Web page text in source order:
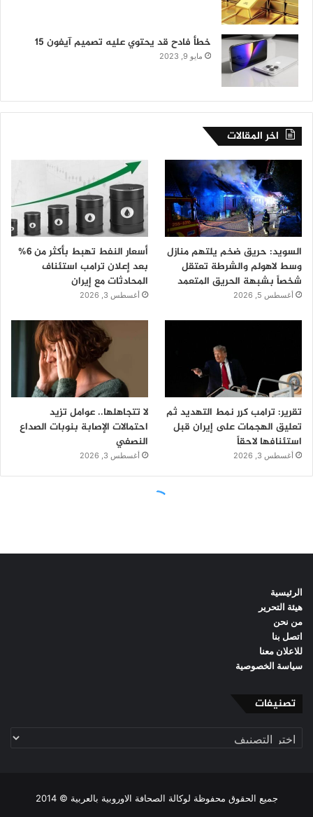
الرئيسية
هيئة التحرير
من نحن
اتصل بنا
للاعلان معنا
سياسة الخصوصية
تصنيفات
تصنيفات
جميع الحقوق محفوظة لوكالة الصحافة الاوروبية بالعربية © 2014